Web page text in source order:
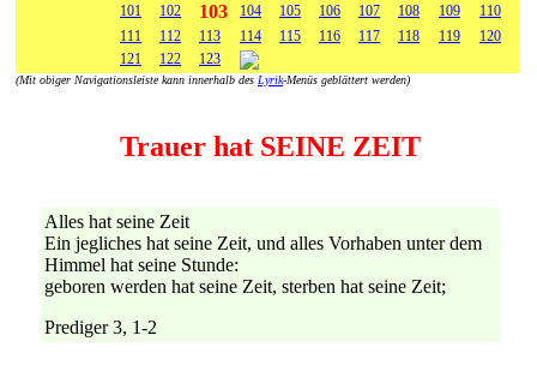
101
102 103 104 105 106 107 108 109
110
111
112 113 114 115 116 117 118 119
120
121
122 123
(Mit obiger Navigationsleiste kann innerhalb des Lyrik-Menüs geblättert werden)
Trauer hat SEINE ZEIT
Alles hat seine Zeit
Ein jegliches hat seine Zeit, und alles Vorhaben unter dem
Himmel hat seine Stunde:
geboren werden hat seine Zeit, sterben hat seine Zeit;
Prediger 3, 1-2